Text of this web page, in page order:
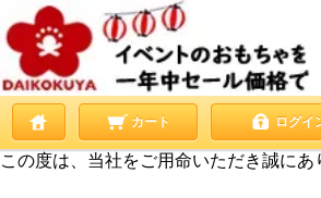
カート ログイ
この度は、当社をご用命いただき誠にあ